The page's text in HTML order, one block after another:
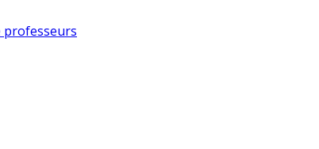
professeurs